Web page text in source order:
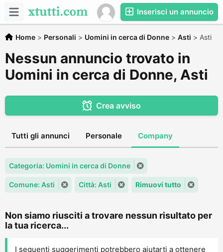
Inserisci un annuncio
Home > Personali > Uomini in cerca di Donne > Asti > Asti
Nessun annuncio trovato in
Uomini in cerca di Donne, Asti
Crea avviso
Tutti gli annunci Personale Company
Categoria: Uomini in cerca di Donne
Comune: Asti Città: Asti Rimuovi tutto
Non siamo riusciti a trovare nessun risultato per
la tua ricerca...
I seguenti suggerimenti potrebbero aiutarti a ottenere